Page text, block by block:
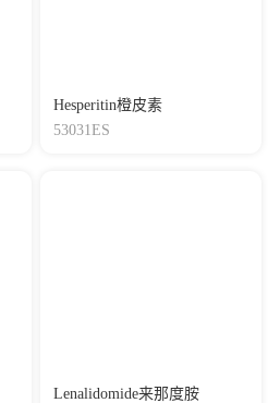
Hesperitin橙皮素
53031ES
Lenalidomide来那度胺